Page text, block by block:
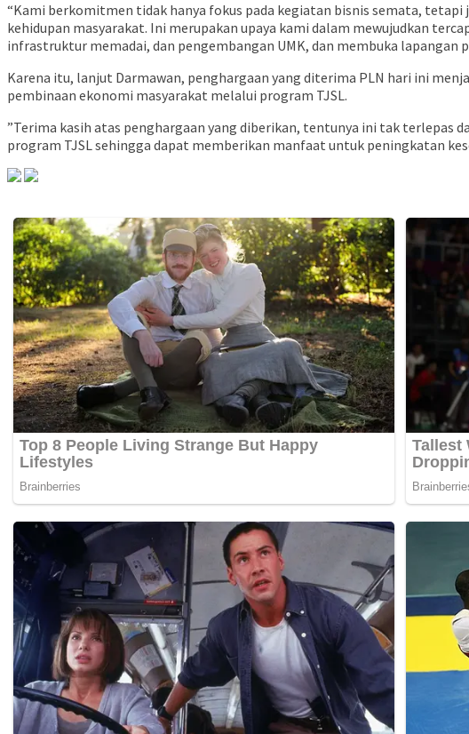
“Kami berkomitmen tidak hanya fokus pada kegiatan bisnis semata, tetapi
kehidupan masyarakat. Ini merupakan upaya kami dalam mewujudkan
infrastruktur memadai, dan pengembangan UMK, dan membuka lapangan
Karena itu, lanjut Darmawan, penghargaan yang diterima PLN hari ini
pembinaan ekonomi masyarakat melalui program TJSL.
”Terima kasih atas penghargaan yang diberikan, tentunya ini tak terlepas
program TJSL sehingga dapat memberikan manfaat untuk peningkatan